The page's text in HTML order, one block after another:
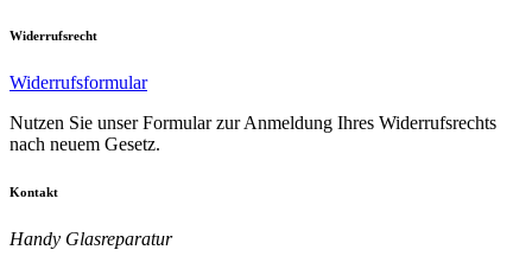
Widerrufsrecht
Widerrufsformular
Nutzen Sie unser Formular zur Anmeldung Ihres Widerrufsrechts
nach neuem Gesetz.
Kontakt
Handy Glasreparatur